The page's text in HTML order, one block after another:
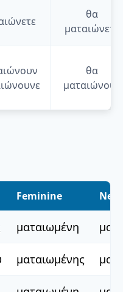
θα
ματαιώνετε
θα
ματαιώνουν
Feminine
ματαιωμένη
ματαιωμένης